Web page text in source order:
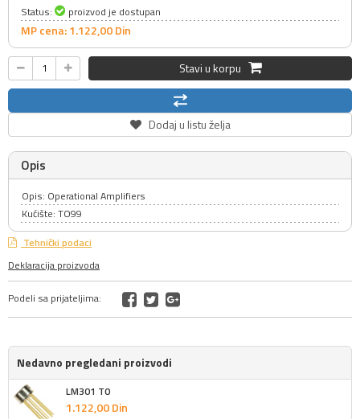
Status:
proizvod je dostupan
MP cena: 1.122,00Din
Stavi u korpu
Dodaj u listu želja
Opis
Opis: Operational Amplifiers
Kućište: TO99
Tehnički podaci
Deklaracija proizvoda
Podeli sa prijateljima:
Nedavno pregledani proizvodi
LM301 TO
1.122,00Din